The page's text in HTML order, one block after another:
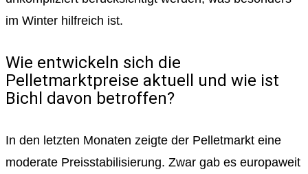
im Winter hilfreich ist.
Wie entwickeln sich die
Pelletmarktpreise aktuell und wie ist
Bichl davon betroffen?
In den letzten Monaten zeigte der Pelletmarkt eine
moderate Preisstabilisierung. Zwar gab es europaweit